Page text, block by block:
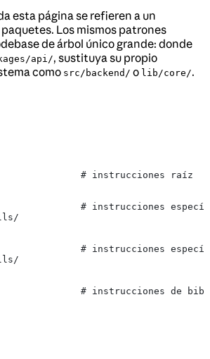
esta página se refieren a un
Los mismos patrones
de árbol único grande: donde
api/, sustituya su propio
como src/backend/ o lib/core/.
# instrucciones raíz
# instrucciones
# instrucciones
# instrucciones de